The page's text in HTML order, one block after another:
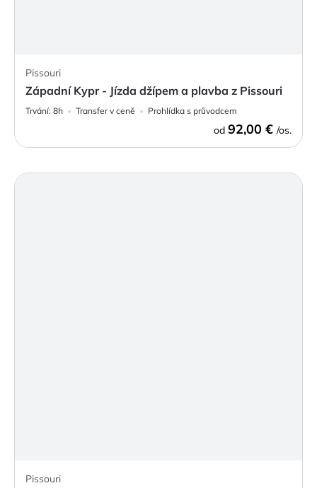
Pissouri
Západní Kypr - Jízda džípem a plavba z Pissouri
Trvání: 8h Transfer v ceně Prohlídka s průvodcem
od 92,00 € /os.
Pissouri